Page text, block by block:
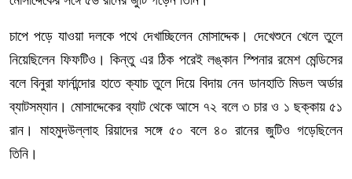
চাপে পড়ে যাওয়া দলকে পথে দেখাচ্ছিলেন মোসাদ্দেক। দেখেশুনে খেলে তুলে
নিয়েছিলেন ফিফটিও। কিন্তু এর ঠিক পরেই লঙ্কান স্পিনার রমেশ মেন্ডিসের
বলে বিনুরা ফার্নান্দোর হাতে ক্যাচ তুলে দিয়ে বিদায় নেন ডানহাতি মিডল অর্ডার
ব্যাটসম্যান। মোসাদ্দেকের ব্যাট থেকে আসে ৭২ বলে ৩ চার ও ১ ছক্কায় ৫১
রান। মাহমুদউল্লাহ রিয়াদের সঙ্গে ৫০ বলে ৪০ রানের জুটিও গড়েছিলেন
তিনি।